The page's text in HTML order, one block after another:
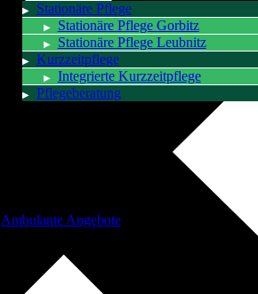
Stationäre Pflege
Stationäre Pflege Gorbitz
Stationäre Pflege Leubnitz
Kurzzeitpflege
Integrierte Kurzzeitpflege
Pflegeberatung
Ambulante Angebote